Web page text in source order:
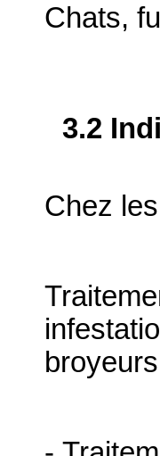
Chats,
3.2
Chez